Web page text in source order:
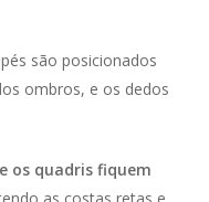
são posicionados
ombros, e os dedos
os quadris fiquem